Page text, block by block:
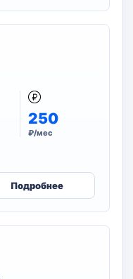
250
₽/мес
Подробнее